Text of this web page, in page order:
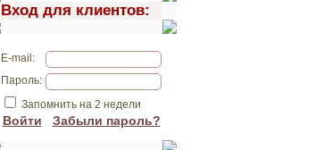
Вход для клиентов:
E-mail:
Пароль:
Запомнить на 2 недели
Войти Забыли пароль?